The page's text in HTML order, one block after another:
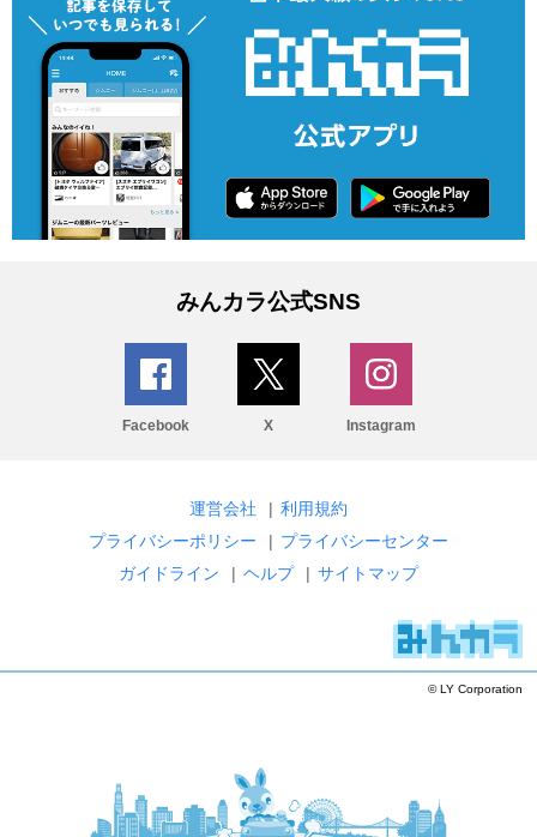
みんカラ公式SNS
Facebook X Instagram
運営会社 | 利用規約
プライバシーポリシー
| プライバシーセンター
ガイドライン
| ヘルプ | サイトマップ
© LY Corporation